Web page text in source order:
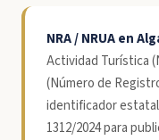
NRA / NRUA en
Actividad Turística
(Número de
identificador
1312/2024 para